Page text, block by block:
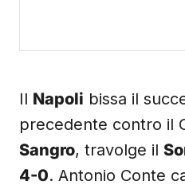
Il Napoli bissa il
precedente contro il
Sangro, travolge il
4-0. Antonio Conte